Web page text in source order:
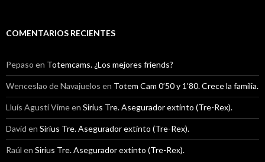
COMENTARIOS RECIENTES
Pepaso en Totemcams. ¿Los mejores friends?
Wenceslao de Navajuelos en Totem Cam 0’50 y 1’80. Crece la familia.
Lluís Agustí Vimeen Sirius Tre. Asegurador extinto (Tre-Rex).
David en Sirius Tre. Asegurador extinto (Tre-Rex).
Raúl en Sirius Tre. Asegurador extinto (Tre-Rex).